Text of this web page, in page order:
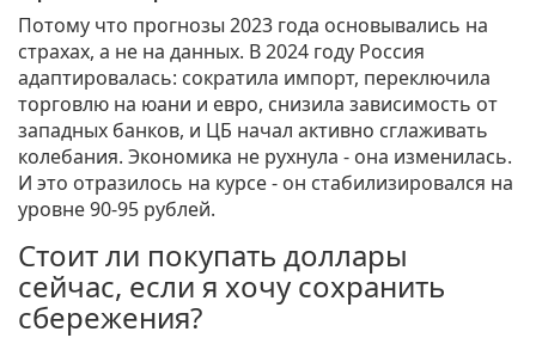
Потому что прогнозы 2023 года основывались на
страхах, а не на данных. В 2024 году Россия
адаптировалась: сократила импорт, переключила
торговлю на юани и евро, снизила зависимость от
западных банков, и ЦБ начал активно сглаживать
колебания. Экономика не рухнула - она изменилась.
И это отразилось на курсе - он стабилизировался на
уровне 90-95 рублей.
Стоит ли покупать доллары
сейчас, если я хочу сохранить
сбережения?